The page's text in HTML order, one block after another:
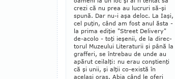
crezi că nu prea au lucruri să-şi
spună. Dar nu-i aşa deloc. La Iaşi,
cel puţin, când am fost anul ăsta -
la prima ediţie "Street Delivery"
de-acolo - toţi ieşenii, de la direc­
to­rul Muzeului Literaturii şi până la
grafferi, se întrebau de unde au
apărut ceilalţi: nu erau conştienţi
că şi unii, şi alţii co-există în
acelaşi oraş. Abia când le oferi